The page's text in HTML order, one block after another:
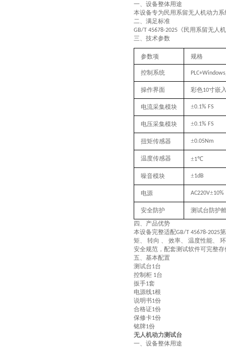
一、 设备整体用途
本设备专为民用系留无人机动力系
二、满足标准
GB/T 45678-2025 《民用系留无人
三、技术参数
‌参数项‌ 规格‌
控制系统 PLC+Windows
操作界面 彩色10寸嵌
电流采集模块 ±0.1% FS
电压采集模块 ±0.1% FS
扭矩传感器 ±0.05Nm
温度传感器 ±1℃
噪音模块 ±1dB
电源 AC220V±10%
安全防护
测试台防护
四、产品优势
本设备完整适配GB/T 45678-2025第
矩、 转向 、 效率、 温度性能、
安全规范，配套测试软件可完整
五、基本配置
测试台1台
控制柜 1台
扳手1套
电源线1根
说明书1份
合格证1份
保修卡1份
铭牌1份
无人机动力测试台
一、 设备整体用途